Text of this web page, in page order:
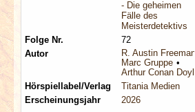
ARCHIV
- Die geheimen
Fälle des
Meisterdetektivs
Folge Nr.
72
Autor
R. Austin Freeman
Marc Gruppe
Arthur Conan Doyle
Hörspiellabel/Verlag
Titania Medien
Erscheinungsjahr
2026